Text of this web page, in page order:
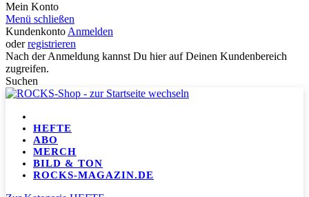
Mein Konto
Menü schließen
Kundenkonto Anmelden
oderregistrieren
Nach der Anmeldung kannst Du hier auf Deinen Kundenbereich
zugreifen.
Suchen
HEFTE
ABO
MERCH
BILD & TON
ROCKS-MAGAZIN.DE